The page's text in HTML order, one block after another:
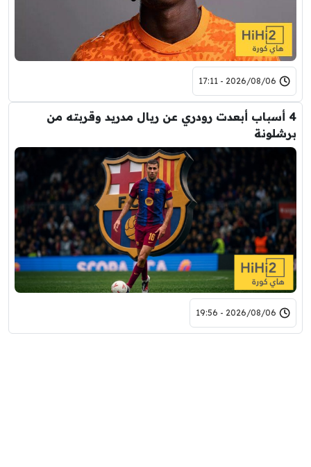
2026/08/06 - 17:11
4 أسباب أبعدت رودري عن ريال مدريد وقربته من
برشلونة
2026/08/06 - 19:56